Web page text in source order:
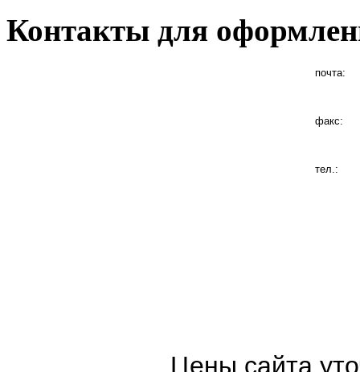
Контакты для
почта:
факс:
тел.:
Цены сайта